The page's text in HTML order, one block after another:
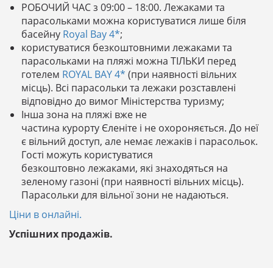
РОБОЧИЙ ЧАС з 09:00 – 18:00. Лежаками та
парасольками можна користуватися лише біля
басейну Royal Bay 4*;
користуватися безкоштовними лежаками та
парасольками на пляжі можна ТІЛЬКИ перед
готелем ROYAL BAY 4* (при наявності вільних
місць). Всі парасольки та лежаки розставлені
відповідно до вимог Міністерства туризму;
Інша зона на пляжі вже не
частина курорту Єленіте і не охороняється. До неї
є вільний доступ, але немає лежаків і парасольок.
Гості можуть користуватися
безкоштовно лежаками, які знаходяться на
зеленому газоні (при наявності вільних місць).
Парасольки для вільної зони не надаються.
Ціни в онлайні.
Успішних продажів.